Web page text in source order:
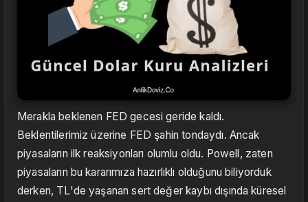
Merakla beklenen FED gecesi geride kaldı.
Beklentilerimiz üzerine FED şahin tondaydı. Ancak
piyasaların ilk reaksiyonları olumlu oldu. Powell, zaten
piyasaların bu kararımıza hazırlıklı olduğunu biliyorduk
derken, TL'de yaşanan sert değer kaybı dışında küresel